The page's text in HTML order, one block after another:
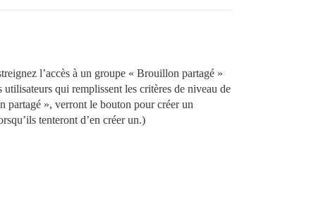
l’accès à un groupe « Brouillon partagé »
qui remplissent les critères de niveau de
partagé », verront le bouton pour créer un
tenteront d’en créer un.)